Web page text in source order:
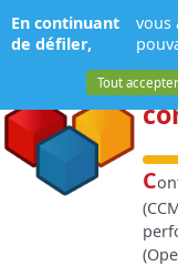
C
Panneau de gestion
En continuant
de défiler,
vous
Tout accepter